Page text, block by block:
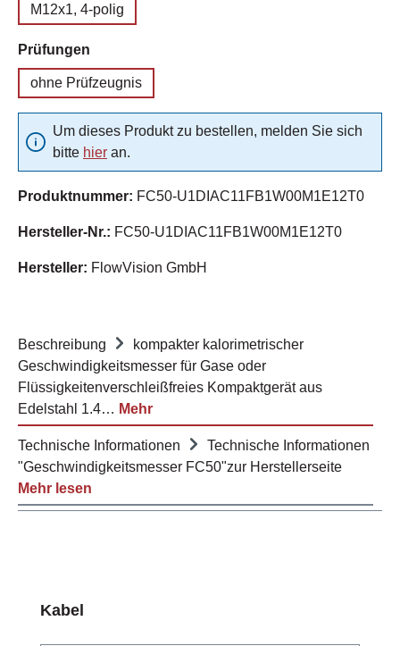
M12x1, 4-polig
Prüfungen
ohne Prüfzeugnis
Um dieses Produkt zu bestellen, melden Sie sich
bitte hier an.
Produktnummer: FC50-U1DIAC11FB1W00M1E12T0
Hersteller-Nr.: FC50-U1DIAC11FB1W00M1E12T0
Hersteller: FlowVision GmbH
Beschreibung
kompakter kalorimetrischer
Geschwindigkeitsmesser für Gase oder
Flüssigkeitenverschleißfreies Kompaktgerät aus
Edelstahl 1.4… Mehr
Technische Informationen
Technische Informationen
"Geschwindigkeitsmesser FC50"zur Herstellerseite
Mehr lesen
Produktgalerie überspringen
Kabel